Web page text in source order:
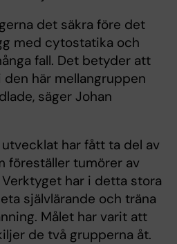
det säkra före det
med cytostatika och
fall. Det betyder att
här mellangruppen
säger Johan
har fått ta del av
föreställer tumörer av
har i detta stora
självlärande och träna
Målet har varit att
de två grupperna åt.